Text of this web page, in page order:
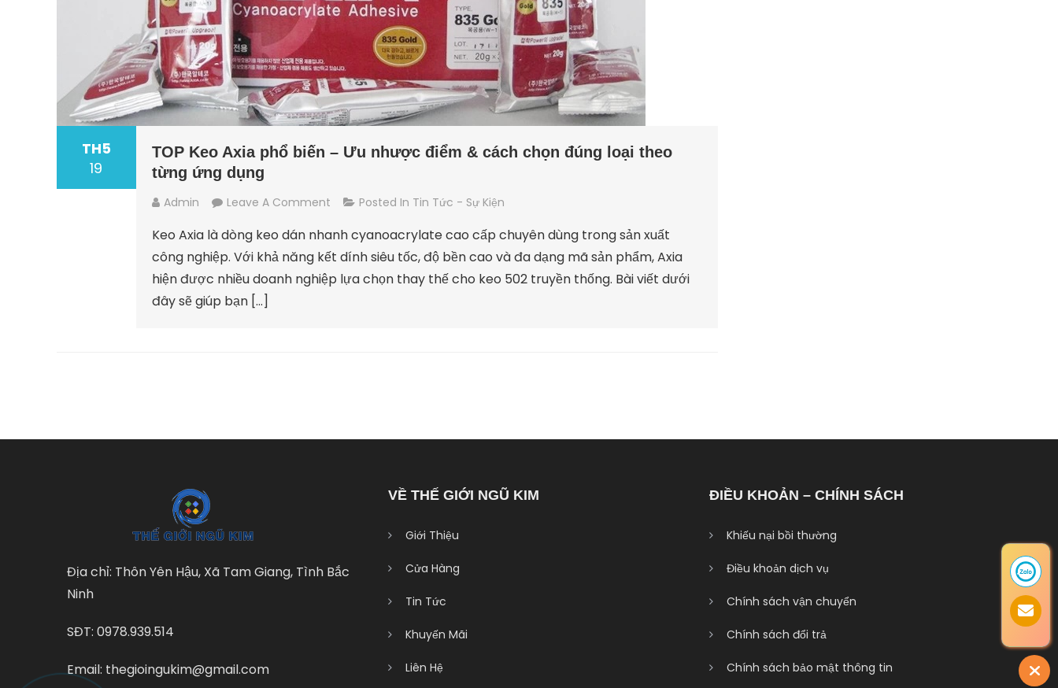
TH5
19
TOP Keo Axia phổ biến – Ưu nhược điểm & cách chọn đúng loại theo
từng ứng dụng
Admin Leave A CommentOn
Keo
Axia
Phổ
Chọn
Posted In Tin Tức - Sự Kiện
Keo Axia là dòng keo dán nhanh cyanoacrylate cao cấp chuyên dùng trong sản xuất
công nghiệp. Với khả năng kết dính siêu tốc, độ bền cao và đa dạng mã sản phẩm, Axia
hiện được nhiều doanh nghiệp lựa chọn thay thế cho keo 502 truyền thống. Bài viết dưới
đây sẽ giúp bạn […]
Địa chỉ: Thôn Yên Hậu, Xã Tam Giang, Tình Bắc
Ninh
SĐT: 0978.939.514
Email: thegioingukim@gmail.com
VỀ THẾ GIỚI NGŨ KIM
Giới Thiệu
Cửa Hàng
Tin Tức
Khuyến Mãi
Liên Hệ
ĐIỀU KHOẢN – CHÍNH SÁCH
Khiếu nại bồi thường
Điều khoản dịch vụ
Chính sách vận chuyển
Chính sách đổi trả
Chính sách bảo mật thông tin